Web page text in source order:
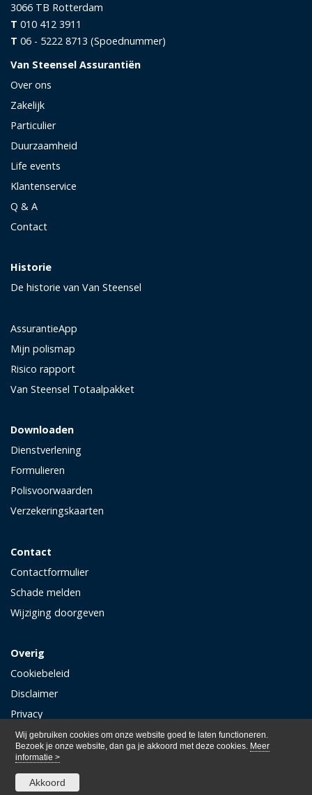
Wij gebruiken cookies om onze website goed te laten functioneren.
Bezoek je onze website, dan ga je akkoord met deze cookies. Meer
informatie >
Akkoord
3066 TB Rotterdam
T 010 412 3911
T 06 - 5222 8713 (Spoednummer)
Van Steensel Assurantiën
Over ons
Zakelijk
Particulier
Duurzaamheid
Life events
Klantenservice
Q & A
Contact
Historie
De historie van Van Steensel
AssurantieApp
Mijn polismap
Risico rapport
Van Steensel Totaalpakket
Downloaden
Dienstverlening
Formulieren
Polisvoorwaarden
Verzekeringskaarten
Contact
Contactformulier
Schade melden
Wijziging doorgeven
Overig
Cookiebeleid
Disclaimer
Privacy